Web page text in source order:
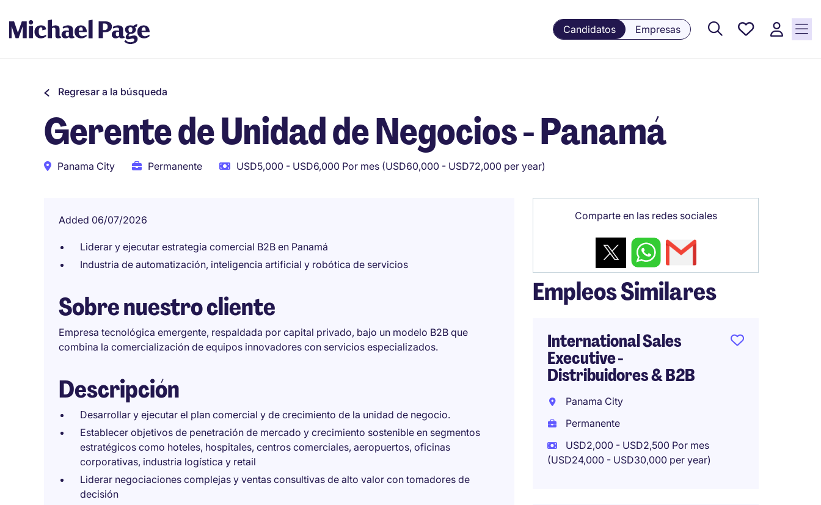
Candidatos Empresas
Empleos
Regresar a la búsqueda
Gerente de Unidad de Negocios - Panamá
Panama City Permanente USD5,000 - USD6,000 Por mes (USD60,000 - USD72,000 per year)
Added 06/07/2026
Liderar y ejecutar estrategia comercial B2B en Panamá
Industria de automatización, inteligencia artificial y robótica de servicios
Sobre nuestro cliente
Empresa tecnológica emergente, respaldada por capital privado, bajo un modelo B2B que
combina la comercialización de equipos innovadores con servicios especializados.
Descripción
Desarrollar y ejecutar el plan comercial y de crecimiento de la unidad de negocio.
Establecer objetivos de penetración de mercado y crecimiento sostenible en segmentos
estratégicos como hoteles, hospitales, centros comerciales, aeropuertos, oficinas
corporativas, industria logística y retail
Liderar negociaciones complejas y ventas consultivas de alto valor con tomadores de
decisión
Comparte en las redes sociales
Empleos Similares
International Sales
Executive -
Distribuidores & B2B
Panama City
Permanente
USD2,000 - USD2,500 Por mes
(USD24,000 - USD30,000 per year)